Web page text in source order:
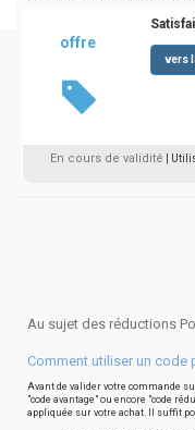
offre
vers
En cours de validité |
Au sujet des réductions
Comment utiliser un code
Avant de valider votre commande
"code avantage" ou encore "code
appliquée sur votre achat. Il suffit